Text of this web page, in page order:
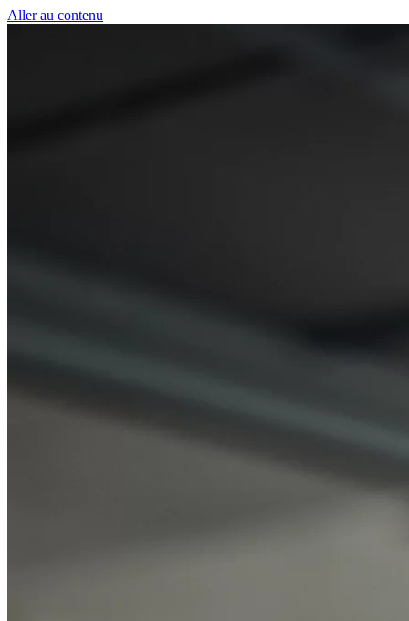
Aller au contenu
Panneau de gestion des cookies